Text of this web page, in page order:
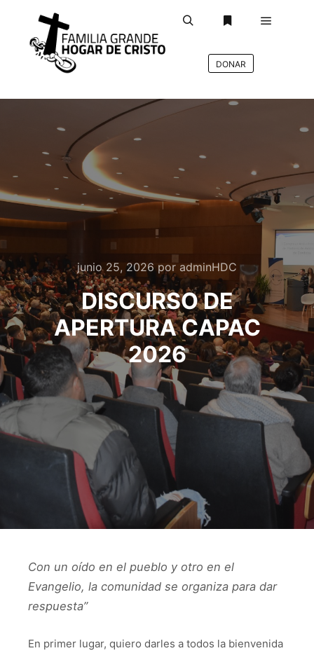
DONAR
junio 25, 2026por adminHDC
DISCURSO DE
APERTURA CAPAC
2026
Con un oído en el pueblo y otro en el
Evangelio, la comunidad se organiza para dar
respuesta”
En primer lugar, quiero darles a todos la bienvenida